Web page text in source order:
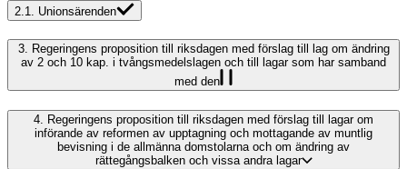
2.1. Unionsärenden
3. Regeringens proposition till riksdagen med förslag till lag om ändring
av 2 och 10 kap. i tvångsmedelslagen och till lagar som har samband
med den
4. Regeringens proposition till riksdagen med förslag till lagar om
införande av reformen av upptagning och mottagande av muntlig
bevisning i de allmänna domstolarna och om ändring av
rättegångsbalken och vissa andra lagar